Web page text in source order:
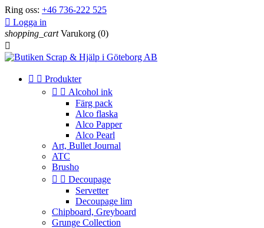
Ring oss: +46 736-222 525
 Logga in
shopping_cart Varukorg (0)

  Produkter
  Alcohol ink
Färg pack
Alco flaska
Alco Papper
Alco Pearl
Art, Bullet Journal
ATC
Brusho
  Decoupage
Servetter
Decoupage lim
Chipboard, Greyboard
Grunge Collection